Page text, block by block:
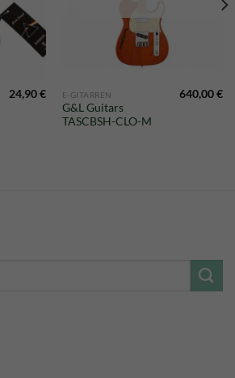
24,90€ E-GITARREN
G&L Guitars
TASCBSH-CLO-M
640,00€